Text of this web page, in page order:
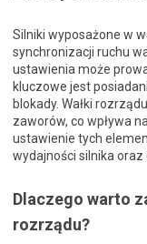
Silniki wyposażone w
synchronizacji ruchu
ustawienia może
kluczowe jest
blokady. Wałki
zaworów, co wpływa
ustawienie tych
wydajności silnika
Dlaczego warto
rozrządu?